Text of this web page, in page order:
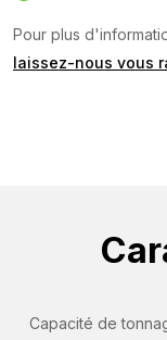
Pour plus
laissez-nous vous
Capacité de
(Required)
de